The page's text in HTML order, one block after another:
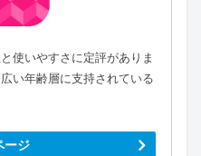
使いやすさに定評がありま
い年齢層に支持されている
ージ